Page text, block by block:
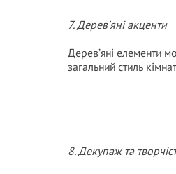
7. Дерев’яні акценти
Дерев’яні елементи
загальний стиль
8. Декупаж та